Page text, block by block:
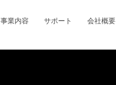
事業内容 サポート 会社概要